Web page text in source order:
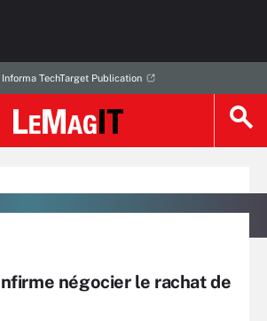
Informa TechTarget Publication
négocier le rachat de